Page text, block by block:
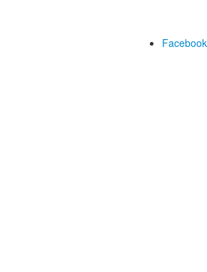
Facebook